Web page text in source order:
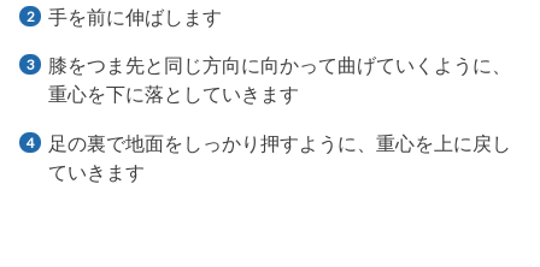
手を前に伸ばします
膝をつま先と同じ方向に向かって曲げていくように、
重心を下に落としていきます
足の裏で地面をしっかり押すように、重心を上に戻し
ていきます